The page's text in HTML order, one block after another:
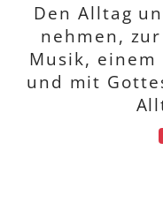
Den Alltag
nehmen,
Musik,
und mit